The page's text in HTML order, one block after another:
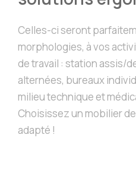
Celles-ci seront
morphologies, à vos
de travail : station assis/
alternées, bureaux
milieu technique et
Choisissez un mobilier
adapté !